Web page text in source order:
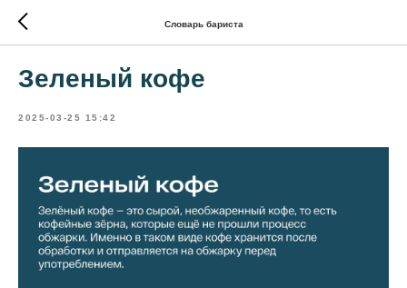
Словарь бариста
Зеленый кофе
2025-03-25 15:42